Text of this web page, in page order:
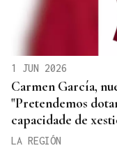
1 JUN 2026
Carmen García,
"Pretendemos
capacidade de
LA REGIÓN